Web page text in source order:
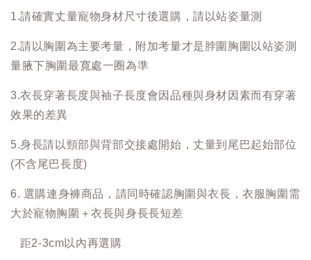
1.請確實丈量寵物身材尺寸後選購，請以站姿量測
2.請以胸圍為主要考量，附加考量才是脖圍胸圍以站姿測
量腋下胸圍最寬處一圈為準
3.衣長穿著長度與袖子長度會因品種與身材因素而有穿著
效果的差異
5.身長請以頸部與背部交接處開始，丈量到尾巴起始部位
(不含尾巴長度)
6. 選購連身褲商品，請同時確認胸圍與衣長，衣服胸圍需
大於寵物胸圍＋衣長與身長長短差
距2-3cm以內再選購